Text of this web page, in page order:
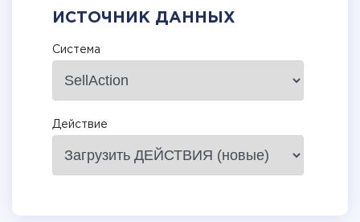
ИСТОЧНИК ДАННЫХ
Система
Действие